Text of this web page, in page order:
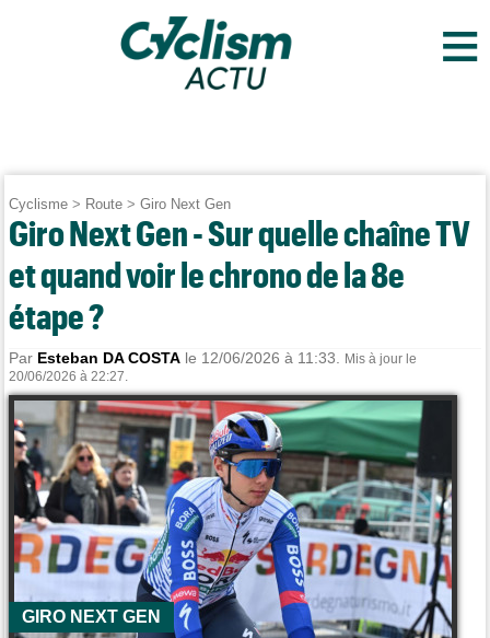
≡
Cyclisme > Route >Giro Next Gen
Giro Next Gen - Sur quelle chaîne TV
et quand voir le chrono de la 8e
étape ?
Par Esteban DA COSTA le 12/06/2026 à 11:33.
Mis à jour le
20/06/2026 à 22:27.
GIRO NEXT GEN